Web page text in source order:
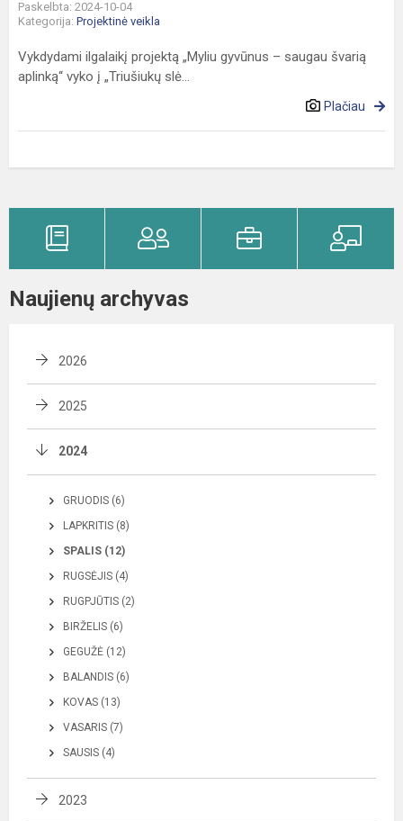
Paskelbta: 2024-10-04
Kategorija: Projektinė veikla
Vykdydami ilgalaikį projektą „Myliu gyvūnus – saugau švarią
aplinką“ vyko į „Triušiukų slė...
Plačiau
Naujienų archyvas
2026
2025
2024
GRUODIS (6)
LAPKRITIS (8)
SPALIS (12)
RUGSĖJIS (4)
RUGPJŪTIS (2)
BIRŽELIS (6)
GEGUŽĖ (12)
BALANDIS (6)
KOVAS (13)
VASARIS (7)
SAUSIS (4)
2023